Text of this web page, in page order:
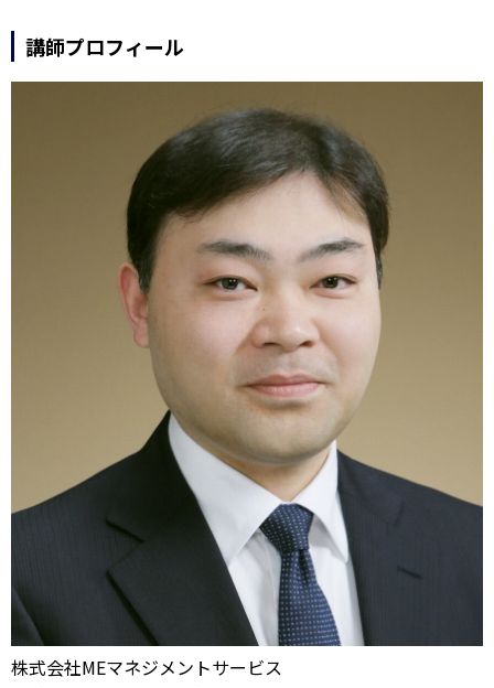
講師プロフィール
株式会社MEマネジメントサービス